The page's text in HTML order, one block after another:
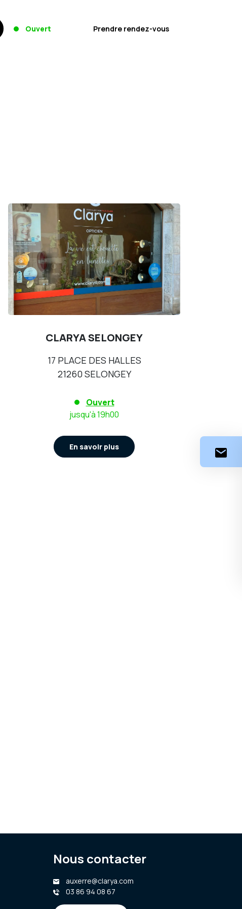
Ouvert Prendre rendez-vous
CLARYA SELONGEY
17 PLACE DES HALLES
21260 SELONGEY
Ouvert
jusqu'à 19h00
En savoir plus
Nous contacter
auxerre@clarya.com
03 86 94 08 67